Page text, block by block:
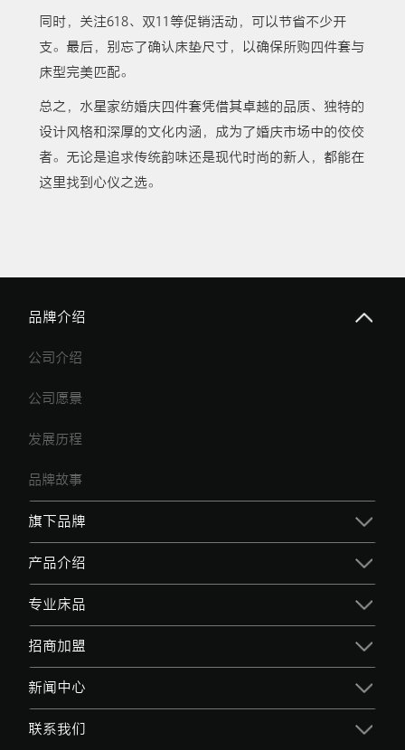
同时，关注618、双11等促销活动，可以节省不少开
支。最后，别忘了确认床垫尺寸，以确保所购四件套与
床型完美匹配。
总之，水星家纺婚庆四件套凭借其卓越的品质、独特的
设计风格和深厚的文化内涵，成为了婚庆市场中的佼佼
者。无论是追求传统韵味还是现代时尚的新人，都能在
这里找到心仪之选。
品牌介绍
公司介绍
公司愿景
发展历程
品牌故事
旗下品牌
产品介绍
专业床品
招商加盟
新闻中心
联系我们